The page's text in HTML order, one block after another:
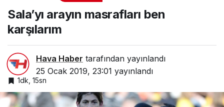
Sala’yı arayın masrafları ben
karşılarım
Hava Haber tarafından yayınlandı
25 Ocak 2019, 23:01 yayınlandı
1dk, 15sn